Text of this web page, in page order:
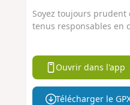
Soyez toujours
tenus responsables en
Ouvrir dans l'app
Télécharger le